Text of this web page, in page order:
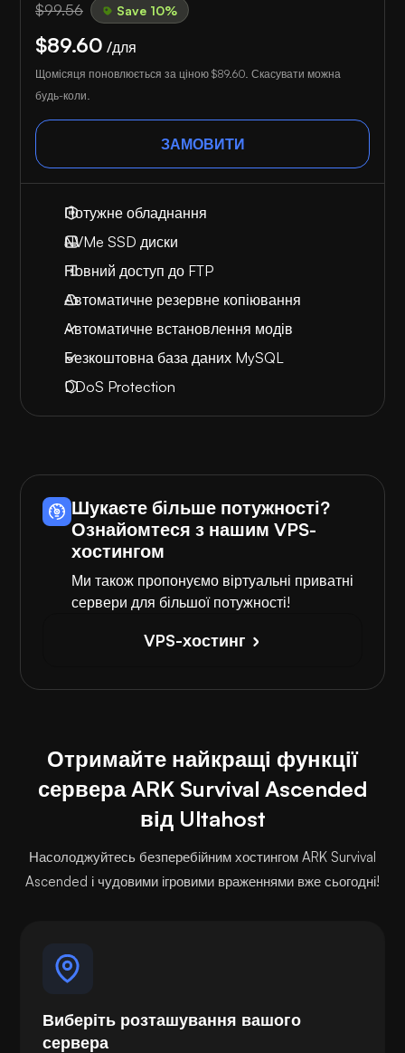
$99.56 Save 10%
$89.60 /для
Щомісяця поновлюється за ціною $89.60 . Скасувати можна
будь-коли.
ЗАМОВИТИ
Потужне обладнання
NVMe SSD диски
Повний доступ до FTP
Автоматичне резервне копіювання
Автоматичне встановлення модів
Безкоштовна база даних MySQL
DDoS Protection
Шукаєте більше потужності?
Ознайомтеся з нашим VPS-
хостингом
Ми також пропонуємо віртуальні приватні
сервери для більшої потужності!
VPS-хостинг
Отримайте найкращі функції
сервера ARK Survival Ascended
від Ultahost
Насолоджуйтесь безперебійним хостингом ARK Survival
Ascended і чудовими ігровими враженнями вже сьогодні!
Виберіть розташування вашого
сервера